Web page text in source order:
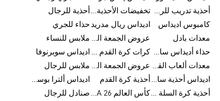
أحذية تدريب للرجال
تخفيضات الأحذية للرجال أحذية للرجال
كامبوس اديداس
اديداس ريال مدريد حذاء للجري
معدات بادل
عروض الجمعة البيضاء للرجال ملابس للنساء
حذاء أديداس سامبا للأطفال
كرات كرة القدم للرجال اديداس سوبرنوفا
معدات ألعاب القوى
عروض الجمعة البيضاء للسيدات ملابس للرجال
اديداس أحذية سامبا للنساء أحذية كرة القدم
اديداس ألترا بوست
أحذية كرة السلة للرجال
كأس العالم FIFA 26™ صنادل للرجال